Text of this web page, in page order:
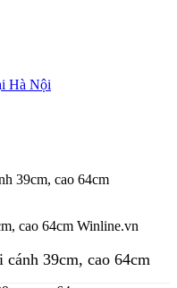
Hà Nội
39cm, cao 64cm
cao 64cm Winline.vn